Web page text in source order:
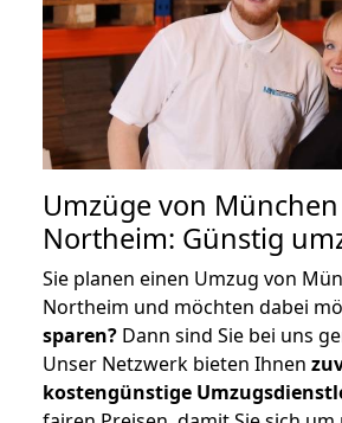
Umzüge von
Northeim: Günstig
Sie planen einen Umzug von
Northeim und möchten dabei
sparen? Dann sind Sie bei uns
Unser Netzwerk bieten Ihnen
kostengünstige